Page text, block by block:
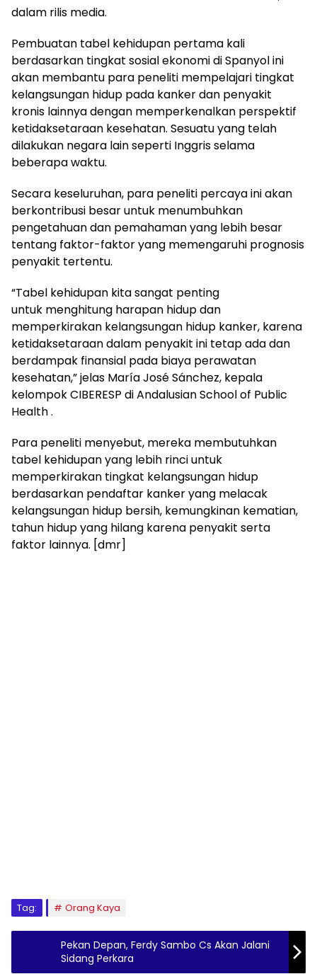
dalam rilis media.
Pembuatan tabel kehidupan pertama kali
berdasarkan tingkat sosial ekonomi di Spanyol ini
akan membantu para peneliti mempelajari tingkat
kelangsungan hidup pada kanker dan penyakit
kronis lainnya dengan memperkenalkan perspektif
ketidaksetaraan kesehatan. Sesuatu yang telah
dilakukan negara lain seperti Inggris selama
beberapa waktu.
Secara keseluruhan, para peneliti percaya ini akan
berkontribusi besar untuk menumbuhkan
pengetahuan dan pemahaman yang lebih besar
tentang faktor-faktor yang memengaruhi prognosis
penyakit tertentu.
“Tabel kehidupan kita sangat penting
untuk menghitung harapan hidup dan
memperkirakan kelangsungan hidup kanker, karena
ketidaksetaraan dalam penyakit ini tetap ada dan
berdampak finansial pada biaya perawatan
kesehatan,” jelas María José Sánchez, kepala
kelompok CIBERESP di Andalusian School of Public
Health .
Para peneliti menyebut, mereka membutuhkan
tabel kehidupan yang lebih rinci untuk
memperkirakan tingkat kelangsungan hidup
berdasarkan pendaftar kanker yang melacak
kelangsungan hidup bersih, kemungkinan kematian,
tahun hidup yang hilang karena penyakit serta
faktor lainnya. [dmr]
Tag: Orang Kaya
Pekan Depan, Ferdy Sambo Cs Akan Jalani
Sidang Perkara